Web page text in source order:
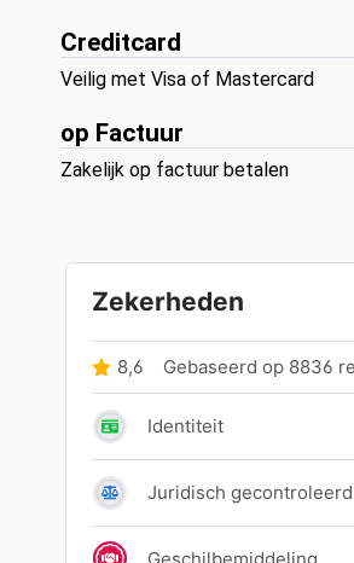
Creditcard
Veilig met Visa of Mastercard
op Factuur
Zakelijk op factuur betalen